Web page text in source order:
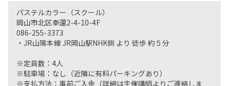
パステルカラー（スクール）
岡山市北区奉還2-4-10-4F
086-255-3373
・JR山陽本線 JR岡山駅NHK側 より 徒歩 約５分
※定員数：4人
※駐車場：なし（近隣に有料パーキングあり）
※支払方法：事前ご入金（詳細は主催講師よりご連絡しま